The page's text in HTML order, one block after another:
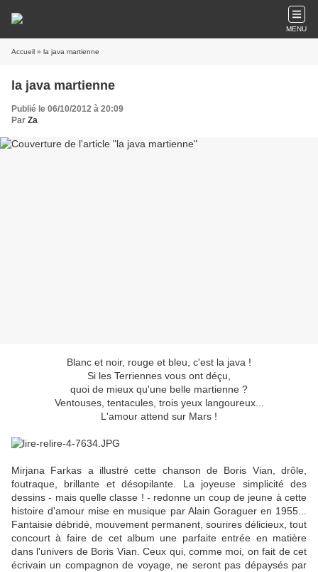
MENU
Accueil » la java martienne
la java martienne
Publié le 06/10/2012 à 20:09
Par Za
Blanc et noir, rouge et bleu, c'est la java !
Si les Terriennes vous ont déçu,
quoi de mieux qu'une belle martienne ?
Ventouses, tentacules, trois yeux langoureux...
L'amour attend sur Mars !
Mirjana Farkas a illustré cette chanson de Boris Vian, drôle,
foutraque, brillante et désopilante. La joyeuse simplicité des
dessins - mais quelle classe ! - redonne un coup de jeune à cette
histoire d'amour mise en musique par Alain Goraguer en 1955...
Fantaisie débridé, mouvement permanent, sourires délicieux, tout
concourt à faire de cet album une parfaite entrée en matière
dans l'univers de Boris Vian. Ceux qui, comme moi, on fait de cet
écrivain un compagnon de voyage, ne seront pas dépaysés par